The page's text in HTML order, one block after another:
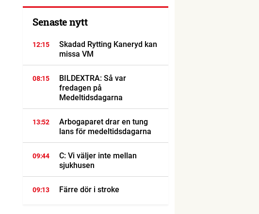
Maten smakade gott.
Senaste nytt
12:15
Skadad Rytting Kaneryd kan
missa VM
08:15
BILDEXTRA: Så var
fredagen på
Medeltidsdagarna
13:52
Arbogaparet drar en tung
lans för medeltidsdagarna
09:44
C: Vi väljer inte mellan
sjukhusen
09:13 Färre dör i stroke